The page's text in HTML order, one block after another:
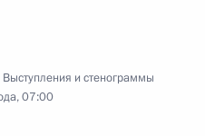
Выступления и стенограммы
07:00